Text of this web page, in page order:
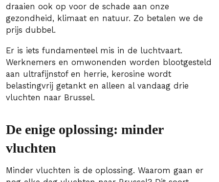
draaien ook op voor de schade aan onze
gezondheid, klimaat en natuur. Zo betalen we de
prijs dubbel.
Er is iets fundamenteel mis in de luchtvaart.
Werknemers en omwonenden worden blootgesteld
aan ultrafijnstof en herrie, kerosine wordt
belastingvrij getankt en alleen al vandaag drie
vluchten naar Brussel.
De enige oplossing: minder
vluchten
Minder vluchten is de oplossing. Waarom gaan er